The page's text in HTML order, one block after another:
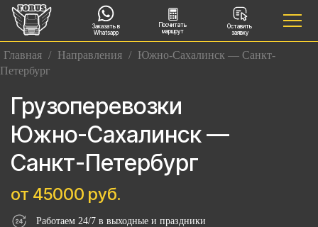
Заказать в
Whatsapp
Посчитать
маршрут
Оставить
заявку
Главная / Направления / Южно-Сахалинск — Санкт-
Петербург
Грузоперевозки
Южно-Сахалинск —
Санкт-Петербург
от 45000 руб.
Работаем 24/7 в выходные и праздники